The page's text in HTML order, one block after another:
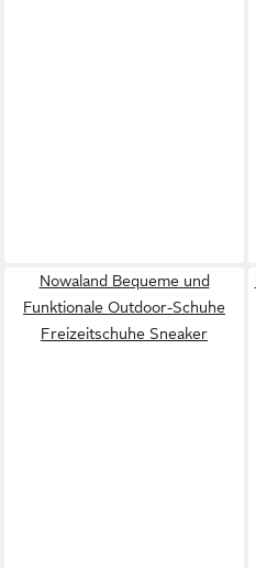
Nowaland Bequeme und
Funktionale Outdoor-Schuhe
Freizeitschuhe Sneaker